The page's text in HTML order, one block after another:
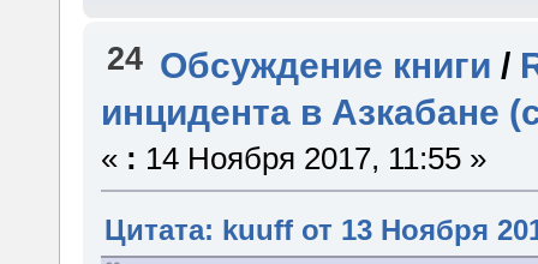
24 Обсуждение книги /
инцидента в Азкабане
« : 14 Ноября 2017, 11:55 »
Цитата: kuuff от 13 Ноября